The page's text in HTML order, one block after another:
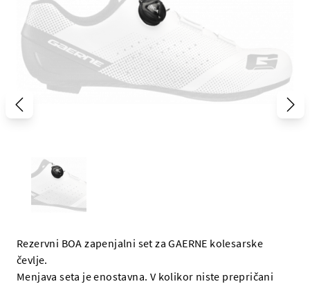
Rezervni BOA zapenjalni set za GAERNE kolesarske
čevlje.
Menjava seta je enostavna. V kolikor niste prepričani